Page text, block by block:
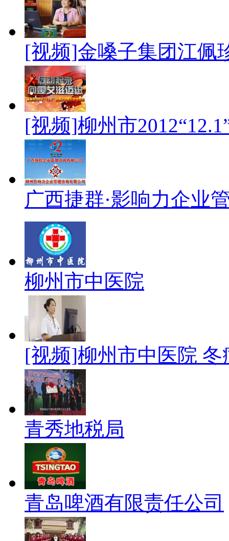
[视频]金嗓子集团江佩
[视频]柳州市
广西捷群·影响力企业
柳州市中医院
[视频]柳州市中医院 冬
青秀地税局
青岛啤酒有限责任公司